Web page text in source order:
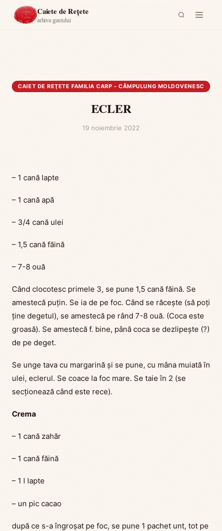
Caiete de Rețete
arhiva gustului
Acasă ›
ECLER
CAIET DE REŢETE FAMILIA CARP - CÂMPULUNG MOLDOVENESC
ECLER
19 noiembrie 2022
– 1 cană lapte
– 1 cană apă
– 3/4 cană ulei
– 1,5 cană făină
– 7-8 ouă
Când clocotesc primele 3, se pune 1,5 cană făină. Se
amestecă puțin. Se ia de pe foc. Când se răcește (să poți
ține degetul), se amestecă pe rând 7-8 ouă. (Coca este
groasă). Se amestecă f. bine, până coca se dezlipește (?)
de pe deget.
Se unge tava cu margarină și se pune, cu mâna muiată în
ulei, eclerul. Se coace la foc mare. Se taie în 2 (se
secționează când este rece).
Crema
– 1 cană zahăr
– 1 cană făină
– 1 l lapte
– un pic cacao
după ce s-a îngroșat pe foc, se pune 1 pachet unt, tot pe